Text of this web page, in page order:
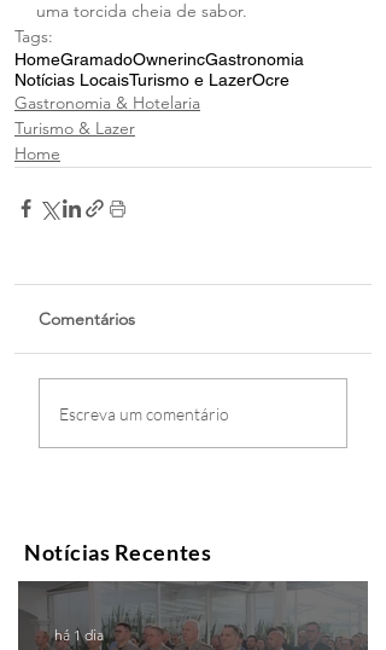
uma torcida cheia de sabor.
Tags:
HomeGramadoOwnerincGastronomia
Notícias LocaisTurismo e LazerOcre
Gastronomia & Hotelaria
Turismo & Lazer
Home
Comentários
Escreva um comentário
Notícias Recentes
há 1 dia